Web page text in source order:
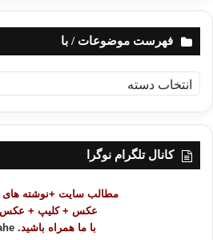
فهرست موضوعات / با
ه
ر
کانال تلگرام نوگرا
مطالب سایت +نوشته های
عکس + کلیپ + عکس
با ما همراه باشید.